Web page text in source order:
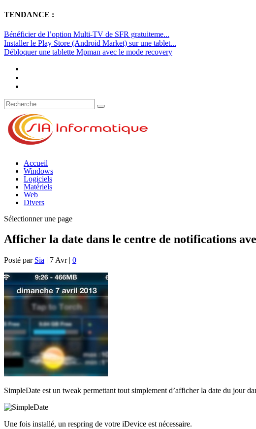
TENDANCE :
Bénéficier de l’option Multi-TV de SFR gratuiteme...
Installer le Play Store (Android Market) sur une tablet...
Débloquer une tablette Mpman avec le mode recovery
Accueil
Windows
Logiciels
Matériels
Web
Divers
Sélectionner une page
Afficher la date dans le centre de notifications
Posté par Sia | 7 Avr| 0
SimpleDate est un tweak permettant tout simplement d’afficher la date du jour
Une fois installé, un respring de votre iDevice est nécessaire.